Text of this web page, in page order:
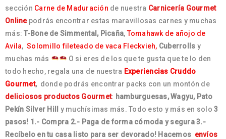
sección Carne de Maduración de nuestra Carnicería Gourmet
Online podrás encontrar estas maravillosas carnes y muchas
más:T-Bone de Simmental, Picaña,Tomahawk de añojo de
Avila, Solomillo fileteado de vaca Fleckvieh, Cuberrolls y
muchas más
O si eres de los que te gusta que te lo den
todo hecho, regala una de nuestra Experiencias Cruddo
Gourmet, donde podrás encontrar packs con un montón de
deliciosos productos Gourmet: hamburguesas, Wagyu, Pato
Pekín Silver Hill
y muchísimas más. Todo esto y más en solo 3
pasos! 1.- Compra 2.- Paga de forma cómoda y segura 3.-
Recíbelo en tu casa listo para ser devorado! Hacemos envíos